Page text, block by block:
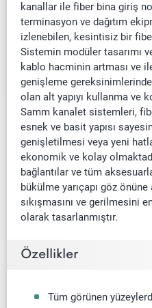
kanallar ile fiber bina giriş
terminasyon ve dağıtım
izlenebilen, kesintisiz bir
Sistemin modüler tasarımı
kablo hacminin artması ve
genişleme
olan alt yapıyı kullanma ve
Samm kanalet sistemleri,
esnek ve basit yapısı
genişletilmesi veya yeni
ekonomik ve kolay
bağlantılar ve tüm
bükülme yarıçapı göz önüne
sıkışmasını ve gerilmesini
olarak tasarlanmıştır.
Özellikler
Tüm görünen